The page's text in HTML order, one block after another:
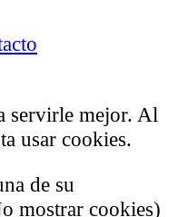
servirle mejor. Al
usar cookies.
de su
mostrar cookies)